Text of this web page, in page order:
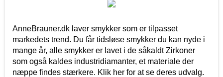
AnneBrauner.dk laver smykker som er tilpasset
markedets trend. Du får tidsløse smykker du kan nyde i
mange år, alle smykker er lavet i de såkaldt Zirkoner
som også kaldes industridiamanter, et materiale der
næppe findes stærkere. Klik her for at se deres udvalg.